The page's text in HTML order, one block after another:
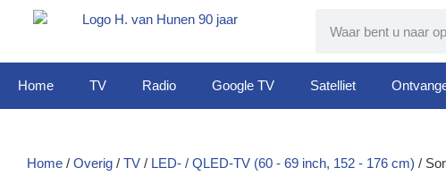
Home TV Radio Google TV Satelliet
Home / Overig / TV / LED- / QLED-TV (60 - 69 inch, 152 - 176 cm) /